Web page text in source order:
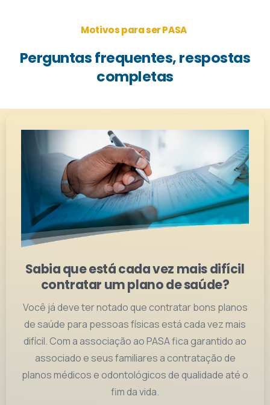
Motivos para ser PASA
Perguntasfrequentes,respostas
completas
Sabia que está cada vez mais difícil
contratar um plano de saúde?
Você já deve ter notado que contratar bons planos
de saúde para pessoas físicas está cada vez mais
difícil. Com a associação ao PASA fica garantido ao
associado e seus familiares a contratação de
planos médicos e odontológicos de qualidade até o
fim da vida.